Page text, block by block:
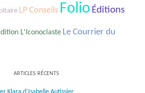
LP Conseils Folio Éditions
L'Iconoclaste Le Courrier du
ARTICLES RÉCENTS